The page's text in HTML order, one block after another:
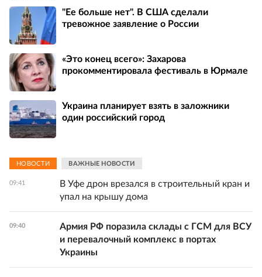
"Ее больше нет". В США сделали
тревожное заявление о России
«Это конец всего»: Захарова
прокомментировала фестиваль в Юрмале
Украина планирует взять в заложники
один российский город
НОВОСТИ ВАЖНЫЕ НОВОСТИ
09:41
В Уфе дрон врезался в строительный кран и
упал на крышу дома
09:40
Армия РФ поразила склады с ГСМ для ВСУ
и перевалочный комплекс в портах
Украины